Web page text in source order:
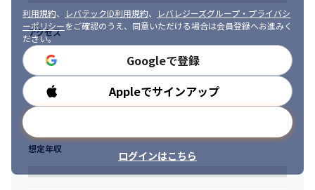
『COMPANY』は約1,200法人グループのお客さまに利用いただい
ている（※）とはいえ、多くのお客さまは給与計算・勤怠管理の
利用にとどまっており、タレントマネジメントなどまだまだお客
さまに求められている中で、その期待に応えられていない領域は
たくさんあります。世の中の“はたらくを楽しく”を実現するため
に、まだまだ作りたいものがあります。
・ SaaSへの転換
『COMPANY』は10年以上利用のお客さまが約600法人グループと
いうことで多くのお客さまに長く利用いただいていますが、当時
のオンプレミス版をいまだに利用いただいているのが実情です。
SaaS版の最新バージョンに移行していただくとともに、私たちの
・問題を根本的に解決することにこだわりを持って取り組める方
・安易に現状を受け入れず、常にあるべき理想の姿を求める探究
心を持っている方
・常に自身が成長しようとする向上心を持っている方
・自身が納得したことであれば、責任をもって遂行できる方
・周りを巻き込み、イニシアティブをとって主体的に行動できる
・人の役に立つ、課題の解決をしたいという思いのある方
・常に新しい技術や手法にアンテナを張り、良いものがあれば取
り入れ活用する姿勢のある方
利用規約、 レバテックID利用規約、
レバレジーズグループ・プライバシ
ーポリシーをご確認のうえ、同意いただける場合は会員登録へお進みく
ださい。
Googleで登録
Appleでサインアップ
ログインはこちら
アクセス
勤務時間
想定年収